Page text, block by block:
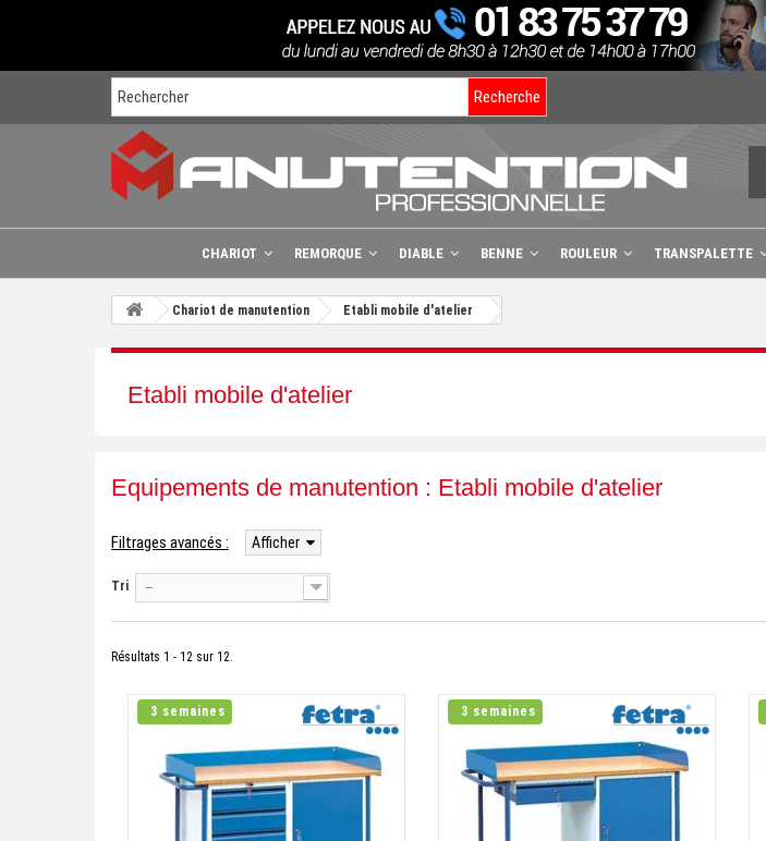
Recherche
CHARIOT REMORQUE DIABLE BENNE ROULEUR TRANSPALETTE
Chariot de manutention Etabli mobile d'atelier
Etabli mobile d'atelier
Equipements de manutention : Etabli mobile d'atelier
Filtrages avancés : Afficher
Tri --
Résultats 1 - 12 sur 12.
3 semaines 3 semaines